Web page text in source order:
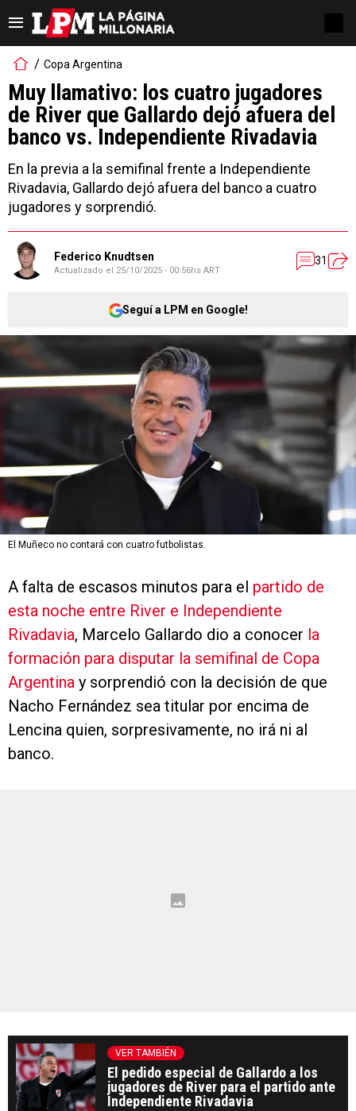
Copa Argentina
Muy llamativo: los cuatro jugadores
de River que Gallardo dejó afuera del
banco vs. Independiente Rivadavia
En la previa a la semifinal frente a Independiente
Rivadavia, Gallardo dejó afuera del banco a cuatro
jugadores y sorprendió.
Federico Knudtsen
Actualizado el 25/10/2025 - 00:56hs ART
31
Seguí a LPM en Google!
El Muñeco no contará con cuatro futbolistas.
A falta de escasos minutos para el partido de
esta noche entre River e Independiente
Rivadavia, Marcelo Gallardo dio a conocer la
formación para disputar la semifinal de Copa
Argentina y sorprendió con la decisión de que
Nacho Fernández sea titular por encima de
Lencina quien, sorpresivamente, no irá ni al
banco.
VER TAMBIÉN
El pedido especial de Gallardo a los
jugadores de River para el partido ante
Independiente Rivadavia